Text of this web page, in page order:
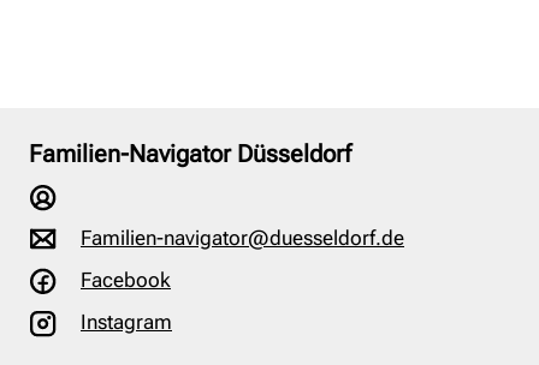
Familien-Navigator Düsseldorf
Familien-navigator@duesseldorf.de
Facebook
Instagram